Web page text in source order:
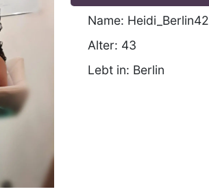
Name: Heidi_Berlin42
Alter: 43
Lebt in: Berlin